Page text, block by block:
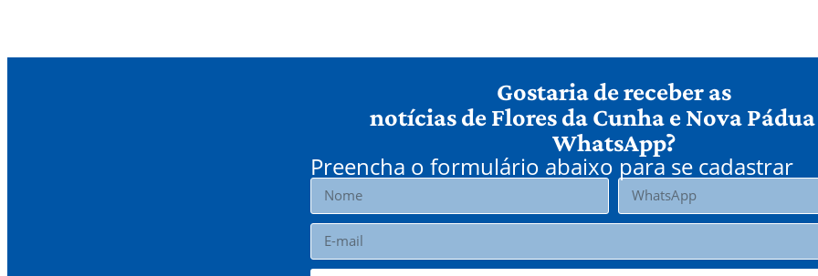
Gostaria de receber as
notícias de Flores da Cunha e Nova
WhatsApp?
Preencha o formulário abaixo para se cadastrar